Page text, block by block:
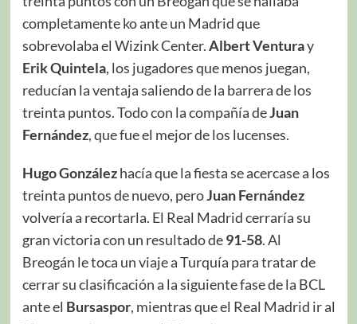
completamente ko ante un Madrid que
sobrevolaba el Wizink Center.Albert Venturay
Erik Quintela, los jugadores que menos juegan,
reducían la ventaja saliendo de la barrera de los
treinta puntos. Todo con la compañía deJuan
Fernández, que fue el mejor de los lucenses.
Hugo Gonzálezhacía que la fiesta se acercase a los
treinta puntos de nuevo, peroJuan Fernández
volvería a recortarla. El Real Madrid cerraría su
gran victoria con un resultado de91-58. Al
Breogán le toca un viaje a Turquía para tratar de
cerrar su clasificación a la siguiente fase de la BCL
ante el Bursaspor, mientras que el Real Madrid ir al